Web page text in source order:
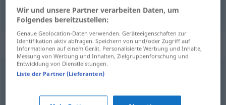
klobása Wurst Bratwurst
Synonyme für "Wurst"
Null (ugs.),Pfeife (ugs.),Niete (ugs.)
Versager (Hauptform),Flasche (ugs.),Krücke
Wir und unsere Partner verarbeiten Daten, um
Folgendes bereitzustellen:
Genaue Geolocation-Daten verwenden. Geräteeigenschaften zur
Identifikation aktiv abfragen. Speichern von und/oder Zugriff auf
Informationen auf einem Gerät. Personalisierte Werbung und Inhalte,
Messung von Werbung und Inhalten, Zielgruppenforschung und
Entwicklung von Dienstleistungen.
Liste der Partner (Lieferanten)